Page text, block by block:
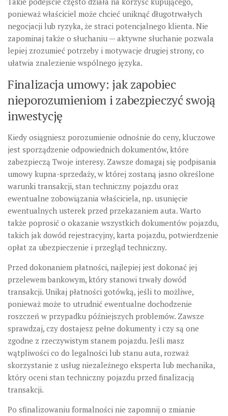
ponieważ właściciel może chcieć uniknąć długotrwałych
negocjacji lub ryzyka, że straci potencjalnego klienta. Nie
zapominaj także o słuchaniu — aktywne słuchanie pozwala
lepiej zrozumieć potrzeby i motywacje drugiej strony, co
ułatwia znalezienie wspólnego języka.
Finalizacja umowy: jak zapobiec
nieporozumieniom i zabezpieczyć swoją
inwestycję
Kiedy osiągniesz porozumienie odnośnie do ceny, kluczowe
jest sporządzenie odpowiednich dokumentów, które
zabezpieczą Twoje interesy. Zawsze domagaj się podpisania
umowy kupna-sprzedaży, w której zostaną jasno określone
warunki transakcji, stan techniczny pojazdu oraz
ewentualne zobowiązania właściciela, np. usunięcie
ewentualnych usterek przed przekazaniem auta. Warto
także poprosić o okazanie wszystkich dokumentów pojazdu,
takich jak dowód rejestracyjny, karta pojazdu, potwierdzenie
opłat za ubezpieczenie i przegląd techniczny.
Przed dokonaniem płatności, najlepiej jest dokonać jej
przelewem bankowym, który stanowi trwały dowód
transakcji. Unikaj płatności gotówką, jeśli to możliwe,
ponieważ może to utrudnić ewentualne dochodzenie
roszczeń w przypadku późniejszych problemów. Zawsze
sprawdzaj, czy dostajesz pełne dokumenty i czy są one
zgodne z rzeczywistym stanem pojazdu. Jeśli masz
wątpliwości co do legalności lub stanu auta, rozważ
skorzystanie z usług niezależnego eksperta lub mechanika,
który oceni stan techniczny pojazdu przed finalizacją
transakcji.
Po sfinalizowaniu formalności nie zapomnij o zmianie